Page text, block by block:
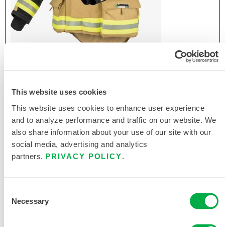
This website uses cookies
This website uses cookies to enhance user experience
and to analyze performance and traffic on our website. We
also share information about your use of our site with our
social media, advertising and analytics
partners. PRIVACY POLICY
Selection
Necessary
隐形消防 战斗服